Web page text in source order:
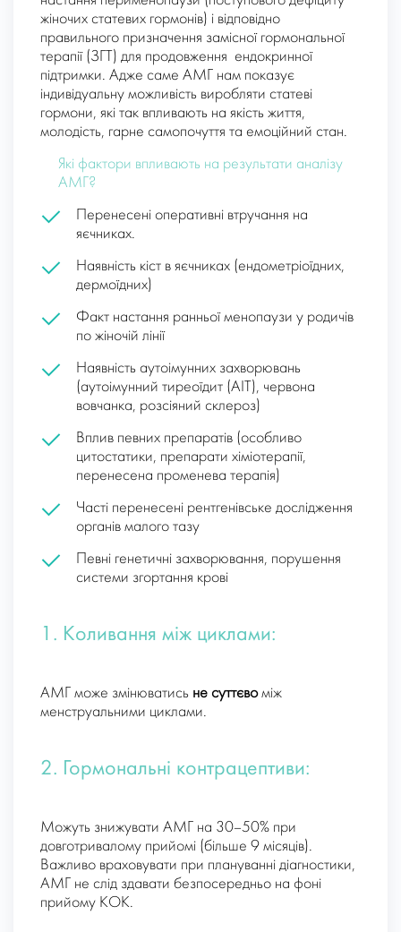
жіночих статевих гормонів) і відповідно
правильного призначення замісної гормональної
терапії (ЗГТ) для продовження ендокринної
підтримки. Адже саме АМГ нам показує
індивідуальну можливість виробляти статеві
гормони, які так впливають на якість життя,
молодість, гарне самопочуття та емоційний стан.
Які фактори впливають на результати аналізу
АМГ?
Перенесені оперативні втручання на
яєчниках.
Наявність кіст в яєчниках (ендометріоїдних,
дермоїдних)
Факт настання ранньої менопаузи у родичів
по жіночій лінії
Наявність аутоімунних захворювань
(аутоімунний тиреоїдит (АІТ), червона
вовчанка, розсіяний склероз)
Вплив певних препаратів (особливо
цитостатики, препарати хіміотерапії,
перенесена променева терапія)
Часті перенесені рентгенівське дослідження
органів малого тазу
Певні генетичні захворювання, порушення
системи згортання крові
1. Коливання між циклами:
АМГ може змінюватись не суттєвоміж
менструальними циклами.
2. Гормональні контрацептиви:
Можуть знижувати АМГ на 30–50% при
довготривалому прийомі (більше 9 місяців).
Важливо враховувати при плануванні діагностики,
АМГ не слід здавати безпосередньо на фоні
прийому КОК.